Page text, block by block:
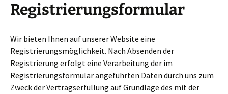
Registrierungsformular
Wir bieten Ihnen auf unserer Website eine
Registrierungsmöglichkeit. Nach Absenden der
Registrierung erfolgt eine Verarbeitung der im
Registrierungsformular angeführten Daten durch uns zum
Zweck der Vertragserfüllung auf Grundlage des mit der